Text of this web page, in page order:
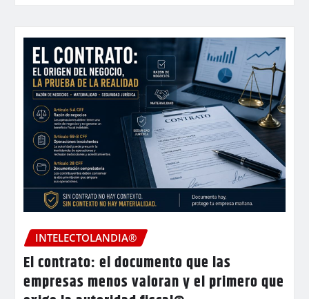
INTELECTOLANDIA®
El contrato: el documento que las
empresas menos valoran y el primero que